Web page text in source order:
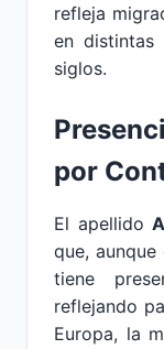
refleja
en
siglos.
por
El apellido
que,
tiene
reflejando
Europa, la